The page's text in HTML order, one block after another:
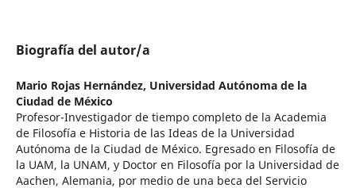
Biografía del autor/a
Mario Rojas Hernández, Universidad Autónoma de la
Ciudad de México
Profesor-Investigador de tiempo completo de la Academia
de Filosofía e Historia de las Ideas de la Universidad
Autónoma de la Ciudad de México. Egresado en Filosofía de
la UAM, la UNAM, y Doctor en Filosofía por la Universidad de
Aachen, Alemania, por medio de una beca del Servicio